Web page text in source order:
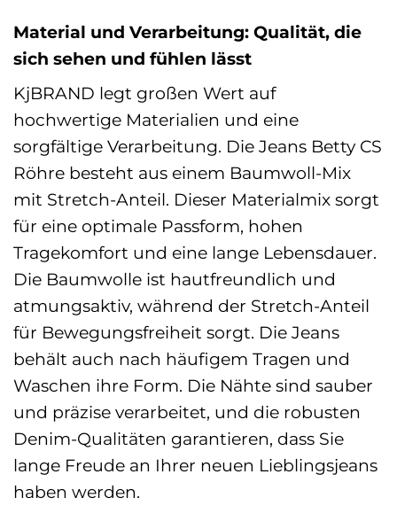
Material und Verarbeitung: Qualität, die
sich sehen und fühlen lässt
KjBRAND legt großen Wert auf
hochwertige Materialien und eine
sorgfältige Verarbeitung. Die Jeans Betty CS
Röhre besteht aus einem Baumwoll-Mix
mit Stretch-Anteil. Dieser Materialmix sorgt
für eine optimale Passform, hohen
Tragekomfort und eine lange Lebensdauer.
Die Baumwolle ist hautfreundlich und
atmungsaktiv, während der Stretch-Anteil
für Bewegungsfreiheit sorgt. Die Jeans
behält auch nach häufigem Tragen und
Waschen ihre Form. Die Nähte sind sauber
und präzise verarbeitet, und die robusten
Denim-Qualitäten garantieren, dass Sie
lange Freude an Ihrer neuen Lieblingsjeans
haben werden.